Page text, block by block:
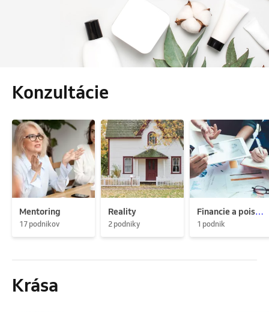
Konzultácie
Mentoring
17 podnikov
Reality
2 podniky
Financie a poistenie
1 podnik
Krása